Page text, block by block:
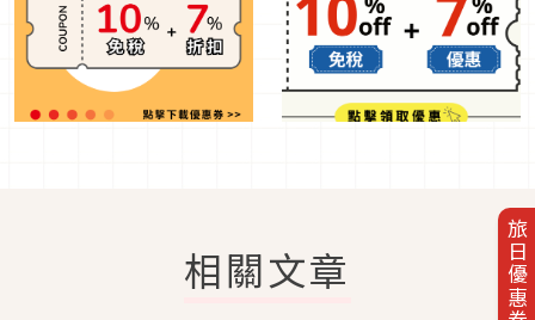
旅日優惠券
相關文章